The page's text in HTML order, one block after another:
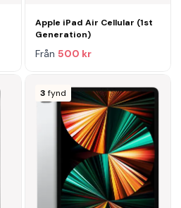
Apple iPad Air Cellular (1st
Generation)
Från 500 kr
3 fynd